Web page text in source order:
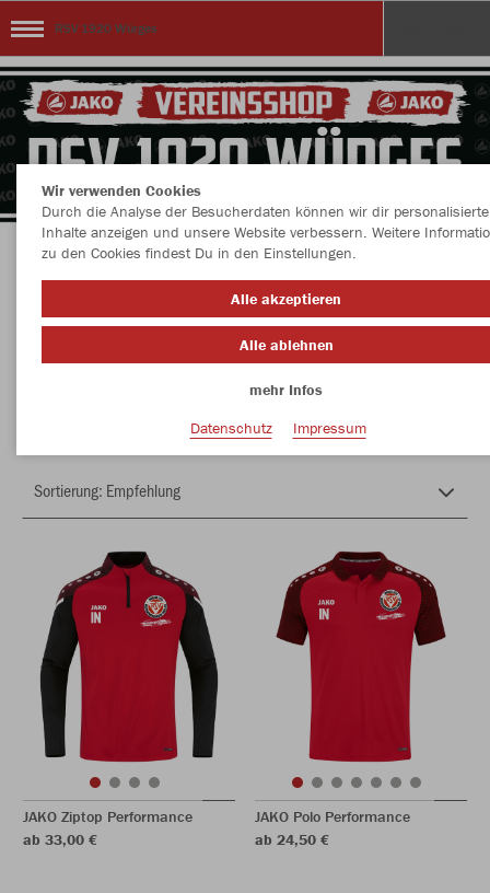
RSV 1920 Würges
Herzlich Willkommen im Teamshop RSV 1920
Würges
JAKO Ziptop Performance
ab 33,00 €
JAKO Polo Performance
ab 24,50 €
Wir verwenden Cookies
Durch die Analyse der Besucherdaten können wir dir personalisierte
Inhalte anzeigen und unsere Website verbessern. Weitere
zu den Cookies findest Du in den Einstellungen.
Alle akzeptieren
Alle ablehnen
mehr Infos
Datenschutz
Impressum